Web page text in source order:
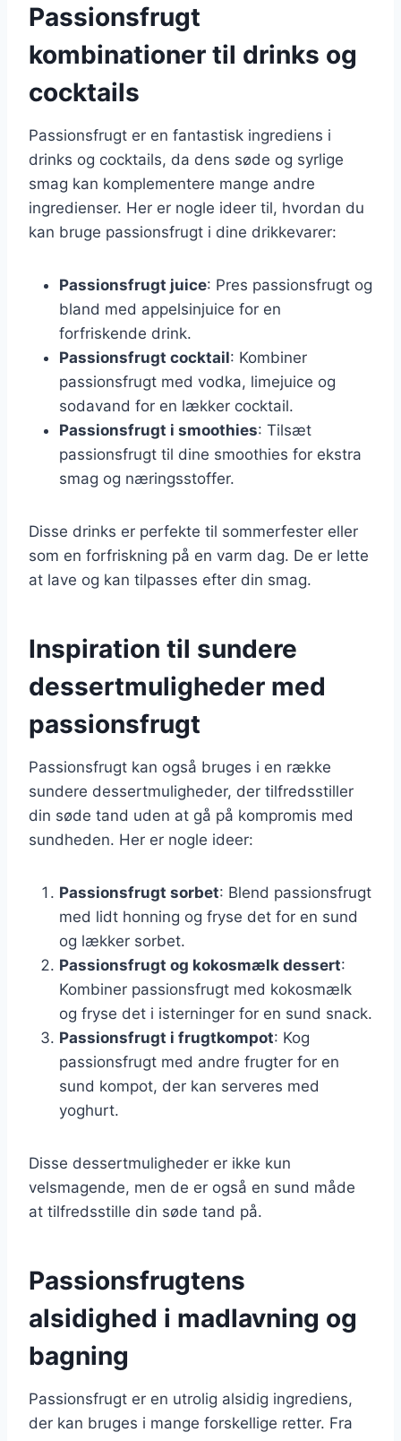
Passionsfrugt
kombinationer til drinks og
cocktails
Passionsfrugt er en fantastisk ingrediens i
drinks og cocktails, da dens søde og syrlige
smag kan komplementere mange andre
ingredienser. Her er nogle ideer til, hvordan du
kan bruge passionsfrugt i dine drikkevarer:
Passionsfrugt juice: Pres passionsfrugt og
bland med appelsinjuice for en
forfriskende drink.
Passionsfrugt cocktail: Kombiner
passionsfrugt med vodka, limejuice og
sodavand for en lækker cocktail.
Passionsfrugt i smoothies: Tilsæt
passionsfrugt til dine smoothies for ekstra
smag og næringsstoffer.
Disse drinks er perfekte til sommerfester eller
som en forfriskning på en varm dag. De er lette
at lave og kan tilpasses efter din smag.
Inspiration til sundere
dessertmuligheder med
passionsfrugt
Passionsfrugt kan også bruges i en række
sundere dessertmuligheder, der tilfredsstiller
din søde tand uden at gå på kompromis med
sundheden. Her er nogle ideer:
Passionsfrugt sorbet: Blend passionsfrugt
med lidt honning og fryse det for en sund
og lækker sorbet.
Passionsfrugt og kokosmælk dessert:
Kombiner passionsfrugt med kokosmælk
og fryse det i isterninger for en sund snack.
Passionsfrugt i frugtkompot: Kog
passionsfrugt med andre frugter for en
sund kompot, der kan serveres med
yoghurt.
Disse dessertmuligheder er ikke kun
velsmagende, men de er også en sund måde
at tilfredsstille din søde tand på.
Passionsfrugtens
alsidighed i madlavning og
bagning
Passionsfrugt er en utrolig alsidig ingrediens,
der kan bruges i mange forskellige retter. Fra